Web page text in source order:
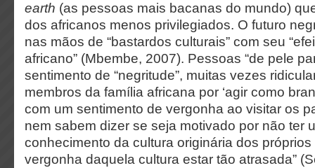
earth (as pessoas mais bacanas do mundo)
dos africanos menos privilegiados. O futuro
nas mãos de “bastardos culturais” com seu
africano” (Mbembe, 2007). Pessoas “de pele
sentimento de “negritude”, muitas vezes
membros da família africana por ‘agir como
com um sentimento de vergonha ao visitar os
nem sabem dizer se seja motivado por não ter
conhecimento da cultura originária dos
vergonha daquela cultura estar tão atrasada”